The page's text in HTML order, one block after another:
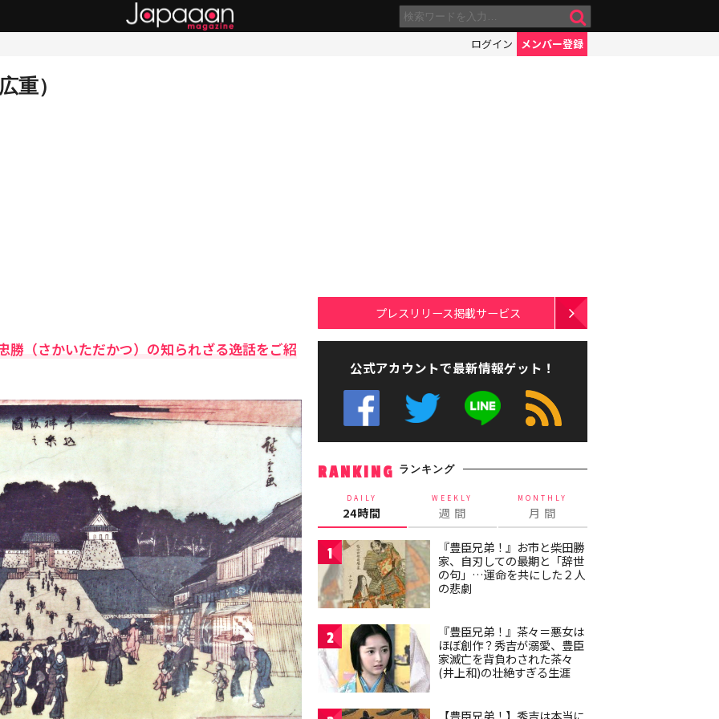
ログイン メンバー登録
重）
勝（さかいただかつ）の知られざる逸話をご紹
プレスリリース掲載サービス
公式アカウントで最新情報ゲット！
RANKING ランキング
DAILY
24時間
WEEKLY
週 間
MONTHLY
月 間
1
『豊臣兄弟！』お市と柴田勝
家、自刃しての最期と「辞世
の句」…運命を共にした２人
の悲劇
2
『豊臣兄弟！』茶々＝悪女は
ほぼ創作？秀吉が溺愛、豊臣
家滅亡を背負わされた茶々
(井上和)の壮絶すぎる生涯
【豊臣兄弟！】秀吉は本当に